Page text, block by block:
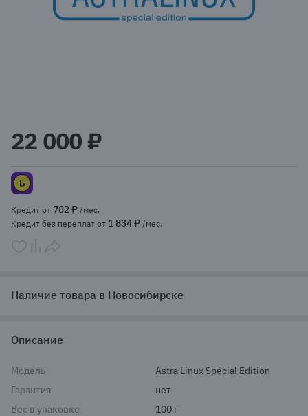
of
1
22 000 ₽
Кредит от 782 ₽ /мес.
Кредит без переплат от 1 834 ₽ /мес.
Наличие товара в Новосибирске
Описание
Модель
Astra Linux Special Edition
Гарантия
нет
Вес в упаковке
100 г